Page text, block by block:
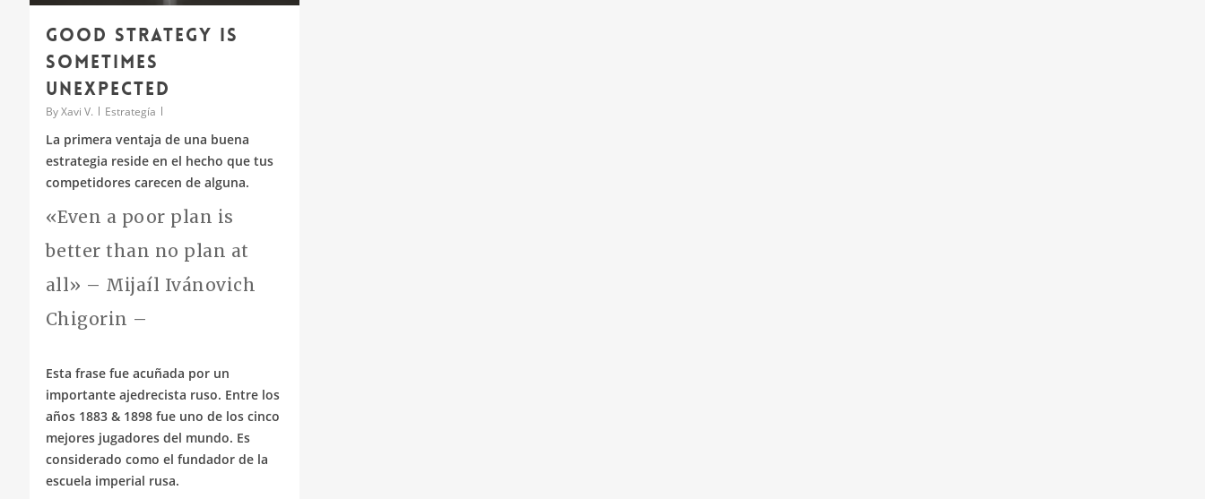
Good Strategy is
sometimes
unexpected
By Xavi V. Estrategía
La primera ventaja de una buena
estrategia reside en el hecho que tus
competidores carecen de alguna.
«Even a poor plan is
better than no plan at
all» – Mijaíl Ivánovich
Chigorin –
Esta frase fue acuñada por un
importante ajedrecista ruso. Entre los
años 1883 & 1898 fue uno de los cinco
mejores jugadores del mundo. Es
considerado como el fundador de la
escuela imperial rusa.